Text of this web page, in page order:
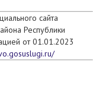
сайта
Республики
от 01.01.2023